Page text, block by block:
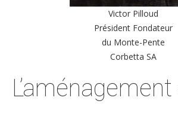
Victor Pilloud
Président Fondateur
du Monte-Pente
Corbetta SA